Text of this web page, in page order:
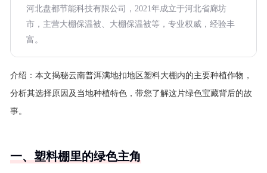
河北盘都节能科技有限公司，2021年成立于河北省廊坊
市，主营大棚保温被、大棚保温被等，专业权威，经验丰
富。
介绍： 本文揭秘云南普洱满地扣地区塑料大棚内的主要种植作物，
分析其选择原因及当地种植特色，带您了解这片绿色宝藏背后的故
事。
一、塑料棚里的绿色主角